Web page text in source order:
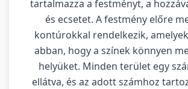
tartalmazza a festményt, a
és ecsetet. A festmény előre
kontúrokkal rendelkezik,
abban, hogy a színek könnyen
helyüket. Minden terület egy
ellátva, és az adott számhoz